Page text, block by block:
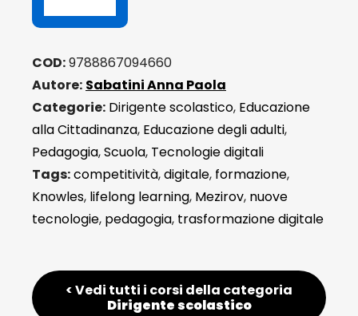
COD:9788867094660
Autore: Sabatini Anna Paola
Categorie: Dirigente scolastico, Educazione
alla Cittadinanza, Educazione degli adulti,
Pedagogia,Scuola, Tecnologie digitali
Tags:competitività,digitale, formazione,
Knowles, lifelong learning, Mezirov, nuove
tecnologie, pedagogia, trasformazione digitale
< Vedi tutti i corsi della categoria
Dirigente scolastico